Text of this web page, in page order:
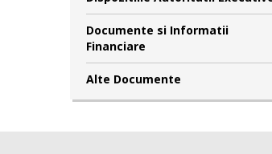
Documente si Informatii
Financiare
Alte Documente